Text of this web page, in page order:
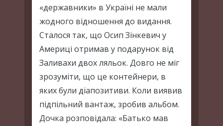
«державники» в Україні не мали
жодного відношення до видання.
Сталося так, що Осип Зінкевич у
Америці отримав у подарунок від
Заливахи двох ляльок. Довго не міг
зрозуміти, що це контейнери, в
яких були діапозитиви. Коли виявив
підпільний вантаж, зробив альбом.
Дочка розповідала: «Батько мав